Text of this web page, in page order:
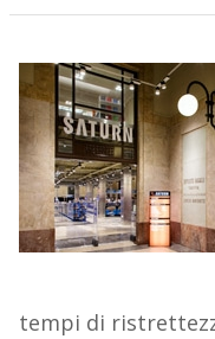
tempi di